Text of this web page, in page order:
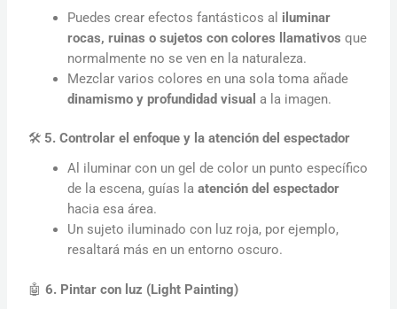
Puedes crear efectos fantásticos al iluminar
rocas, ruinas o sujetos con colores llamativos que
normalmente no se ven en la naturaleza.
Mezclar varios colores en una sola toma añade
dinamismo y profundidad visual a la imagen.
🛠️ 5. Controlar el enfoque y la atención del espectador
Al iluminar con un gel de color un punto específico
de la escena, guías laatención del espectador
hacia esa área.
Un sujeto iluminado con luz roja, por ejemplo,
resaltará más en un entorno oscuro.
🤖6. Pintar con luz (Light Painting)